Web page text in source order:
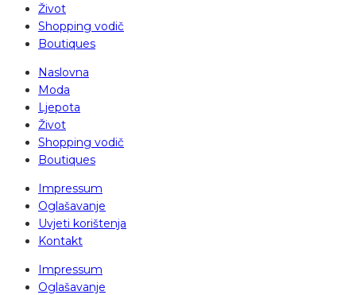
Život
Shopping vodič
Boutiques
Naslovna
Moda
Ljepota
Život
Shopping vodič
Boutiques
Impressum
Oglašavanje
Uvjeti korištenja
Kontakt
Impressum
Oglašavanje